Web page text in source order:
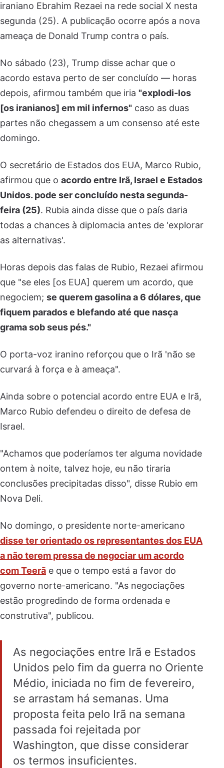
iraniano Ebrahim Rezaei na rede social X nesta
segunda (25). A publicação ocorre após a nova
ameaça de Donald Trump contra o país.
No sábado (23), Trump disse achar que o
acordo estava perto de ser concluído — horas
depois, afirmou também que iria "explodi-los
[os iranianos] em mil infernos" caso as duas
partes não chegassem a um consenso até este
domingo.
O secretário de Estados dos EUA, Marco Rubio,
afirmou que o acordo entre Irã, Israel e Estados
Unidos. pode ser concluído nesta segunda-
feira (25). Rubia ainda disse que o país daria
todas a chances à diplomacia antes de 'explorar
as alternativas'.
Horas depois das falas de Rubio, Rezaei afirmou
que "se eles [os EUA] querem um acordo, que
negociem; se querem gasolina a 6 dólares, que
fiquem parados e blefando até que nasça
grama sob seus pés."
O porta-voz iranino reforçou que o Irã 'não se
curvará à força e à ameaça".
Ainda sobre o potencial acordo entre EUA e Irã,
Marco Rubio defendeu o direito de defesa de
Israel.
"Achamos que poderíamos ter alguma novidade
ontem à noite, talvez hoje, eu não tiraria
conclusões precipitadas disso", disse Rubio em
Nova Deli.
No domingo, o presidente norte-americano
disse ter orientado os representantes dos EUA
a não terem pressa de negociar um acordo
com Teerã e que o tempo está a favor do
governo norte-americano. "As negociações
estão progredindo de forma ordenada e
construtiva", publicou.
As negociações entre Irã e Estados
Unidos pelo fim da guerra no Oriente
Médio, iniciada no fim de fevereiro,
se arrastam há semanas. Uma
proposta feita pelo Irã na semana
passada foi rejeitada por
Washington, que disse considerar
os termos insuficientes.